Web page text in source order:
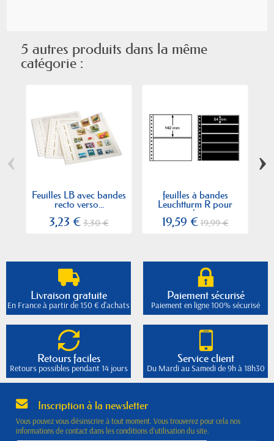
5 autres produits dans la même
catégorie :
Feuilles LB avec bandes
recto verso...
3,23 € 3,30 €
feuilles à bandes
Leuchtturm R pour
timbres
19,59 €19,99 €
‹ ›
Livraison gratuite
En France à partir de 150 € d'achats
Paiement sécurisé
Paiement en ligne 100% sécurisé
Retours faciles
Retours possibles pendant 14 jours
Service client
Du Mardi au Samedi de 9h à 18h30
Inscription à la newsletter
Vous pouvez vous désinscrire à tout moment. Vous trouverez pour cela nos
informations de contact dans les conditions d'utilisation du site.